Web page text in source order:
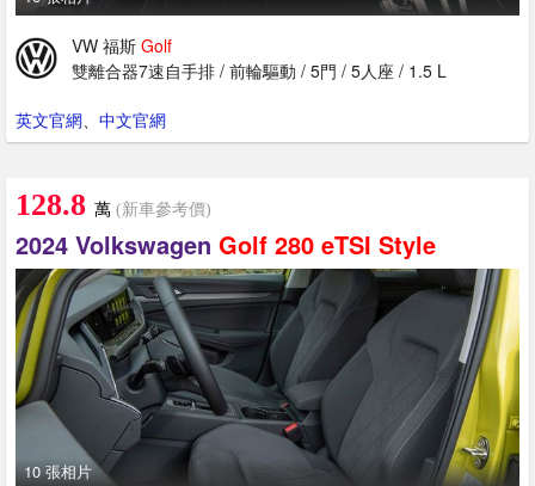
VW 福斯 Golf
雙離合器7速自手排 / 前輪驅動 / 5門 / 5人座 / 1.5 L
英文官網、 中文官網
128.8 萬 (新車參考價)
2024 Volkswagen Golf 280 eTSI Style
10 張相片